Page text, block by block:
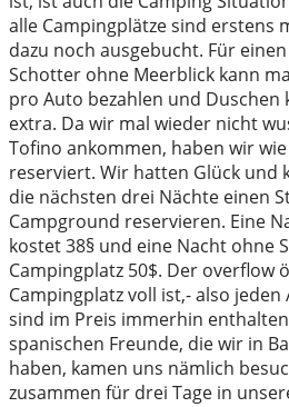
alle Campingplätze sind erstens
dazu noch ausgebucht. Für
Schotter ohne Meerblick kann
pro Auto bezahlen und Duschen
extra. Da wir mal wieder nicht
Tofino ankommen, haben wir
reserviert. Wir hatten Glück und
die nächsten drei Nächte einen
Campground reservieren. Eine
kostet 38§ und eine Nacht ohne
Campingplatz 50$. Der overflow
Campingplatz voll ist,- also jeden
sind im Preis immerhin
spanischen Freunde, die wir in
haben, kamen uns nämlich
zusammen für drei Tage in